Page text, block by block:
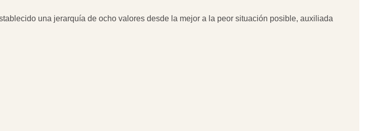
una jerarquía de ocho valores desde la mejor a la peor situación posible, auxiliada